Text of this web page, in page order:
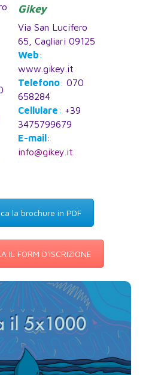
Gikey
Via San Lucifero
65, Cagliari 09125
Web:
www.gikey.it
Telefono: 070
658284
Cellulare: +39
3475799679
E-mail:
info@gikey.it
la brochure in PDF
IL FORM D'ISCRIZIONE